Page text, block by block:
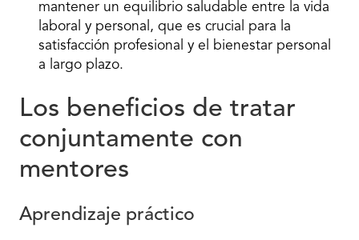
mantener un equilibrio saludable entre la vida
laboral y personal, que es crucial para la
satisfacción profesional y el bienestar personal
a largo plazo.
Los beneficios de tratar
conjuntamente con
mentores
Aprendizaje práctico